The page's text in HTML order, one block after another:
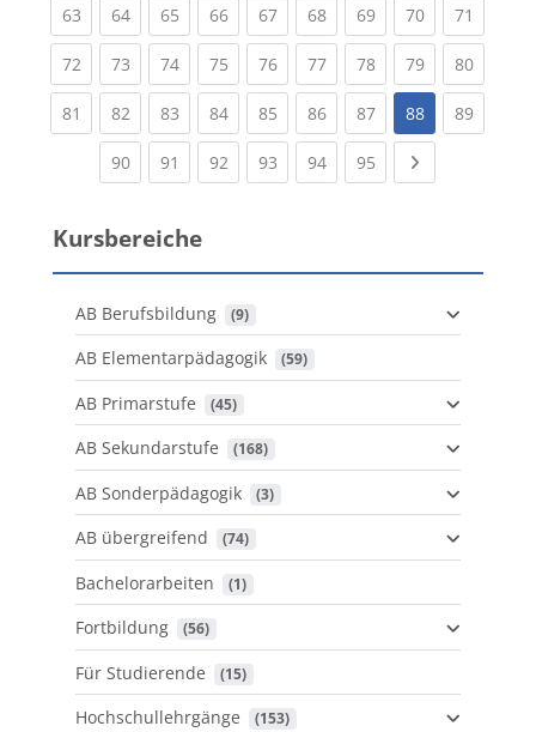
63(current)
64(current)
65(current)
66(current)
67(current)
68(current)
69(current)
70(current)
71
72(current)
73(current)
74(current)
75(current)
76(current)
77(current)
78(current)
79(current)
80
81 (current)
82(current)
83(current)
84(current)
85(current)
86(current)
87(current)
88 89
90(current)
91 (current)
92(current)
93(current)
94(current)
95(current)
Kursbereiche
AB Berufsbildung (9)
AB Elementarpädagogik (59)
AB Primarstufe (45)
AB Sekundarstufe (168)
AB Sonderpädagogik (3)
AB übergreifend (74)
Bachelorarbeiten (1)
Fortbildung (56)
Für Studierende (15)
Hochschullehrgänge (153)